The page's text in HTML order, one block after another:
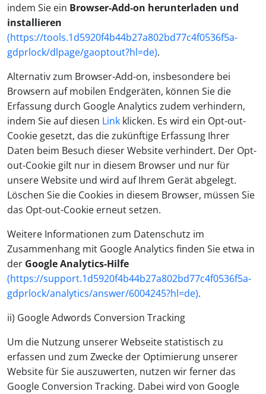
indem Sie ein Browser-Add-on herunterladen und
installieren
(https://tools.1d5920f4b44b27a802bd77c4f0536f5a-
gdprlock/dlpage/gaoptout?hl=de).
Alternativ zum Browser-Add-on, insbesondere bei
Browsern auf mobilen Endgeräten, können Sie die
Erfassung durch Google Analytics zudem verhindern,
indem Sie auf diesen Link klicken. Es wird ein Opt-out-
Cookie gesetzt, das die zukünftige Erfassung Ihrer
Daten beim Besuch dieser Website verhindert. Der Opt-
out-Cookie gilt nur in diesem Browser und nur für
unsere Website und wird auf Ihrem Gerät abgelegt.
Löschen Sie die Cookies in diesem Browser, müssen Sie
das Opt-out-Cookie erneut setzen.
Weitere Informationen zum Datenschutz im
Zusammenhang mit Google Analytics finden Sie etwa in
der Google Analytics-Hilfe
(https://support.1d5920f4b44b27a802bd77c4f0536f5a-
gdprlock/analytics/answer/6004245?hl=de).
ii) Google Adwords Conversion Tracking
Um die Nutzung unserer Webseite statistisch zu
erfassen und zum Zwecke der Optimierung unserer
Website für Sie auszuwerten, nutzen wir ferner das
Google Conversion Tracking. Dabei wird von Google